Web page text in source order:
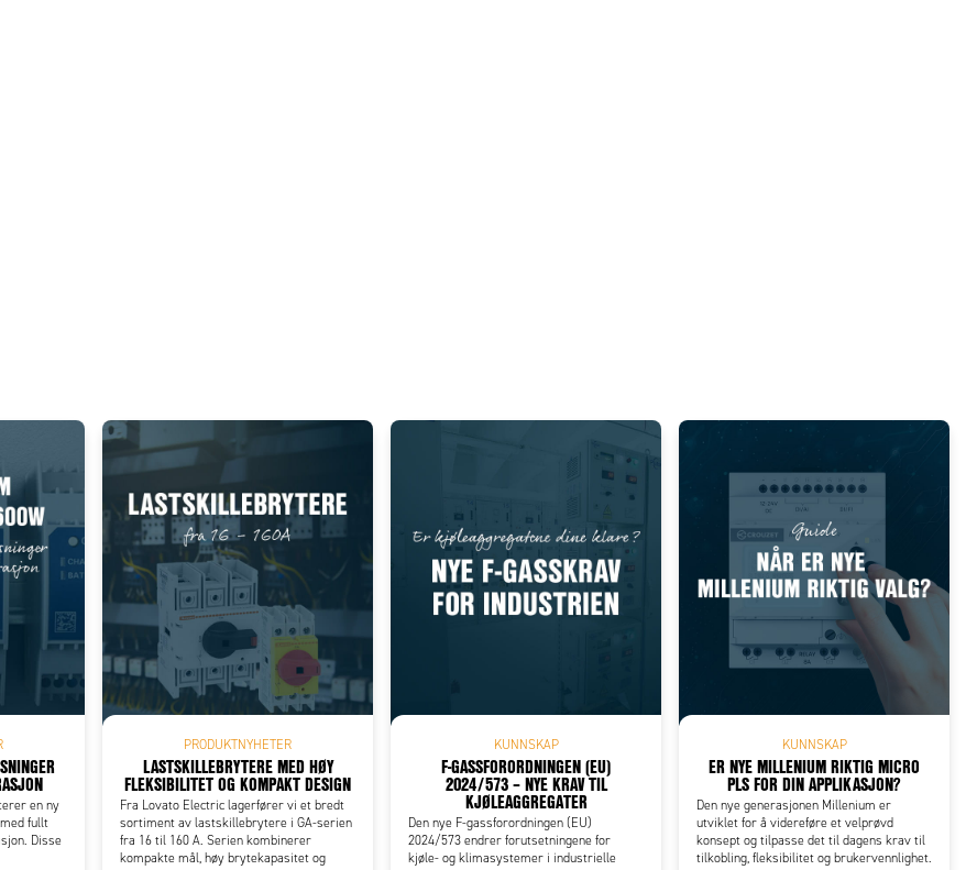
to existing cart row Add as new cart row
en ny
fullt
Disse
PRODUKTNYHETER
LASTSKILLEBRYTERE MED HØY
FLEKSIBILITET OG KOMPAKT DESIGN
Fra Lovato Electric lagerfører vi et bredt
sortiment av lastskillebrytere i GA-serien
fra 16 til 160 A. Serien kombinerer
kompakte mål, høy brytekapasitet og
KUNNSKAP
F-GASSFORORDNINGEN (EU)
2024/573 – NYE KRAV TIL
KJØLEAGGREGATER
Den nye F-gassforordningen (EU)
2024/573 endrer forutsetningene for
kjøle- og klimasystemer i industrielle
KUNNSKAP
ER NYE MILLENIUM RIKTIG MICRO
PLS FOR DIN APPLIKASJON?
Den nye generasjonen Millenium er
utviklet for å videreføre et velprøvd
konsept og tilpasse det til dagens krav til
tilkobling, fleksibilitet og brukervennlighet.